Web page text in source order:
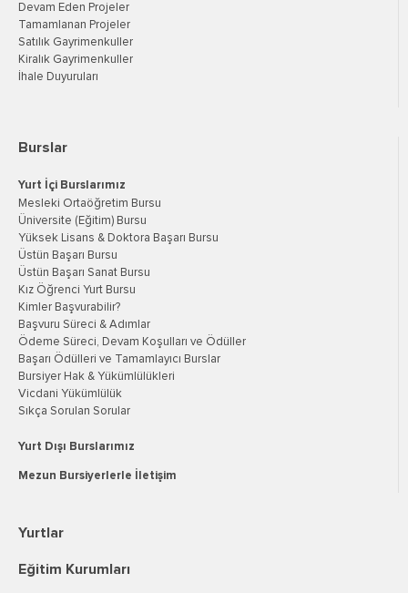
Devam Eden Projeler
Tamamlanan Projeler
Satılık Gayrimenkuller
Kiralık Gayrimenkuller
İhale Duyuruları
Burslar
Yurt İçi Burslarımız
Mesleki Ortaöğretim Bursu
Üniversite (Eğitim) Bursu
Yüksek Lisans & Doktora Başarı Bursu
Üstün Başarı Bursu
Üstün Başarı Sanat Bursu
Kız Öğrenci Yurt Bursu
Kimler Başvurabilir?
Başvuru Süreci & Adımlar
Ödeme Süreci, Devam Koşulları ve Ödüller
Başarı Ödülleri ve Tamamlayıcı Burslar
Bursiyer Hak & Yükümlülükleri
Vicdani Yükümlülük
Sıkça Sorulan Sorular
Yurt Dışı Burslarımız
Mezun Bursiyerlerle İletişim
Yurtlar
Eğitim Kurumları